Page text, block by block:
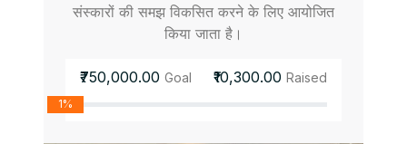
संस्कारों की समझ विकसित करने के लिए आयोजित
किया जाता है।
₹750,000.00 Goal ₹10,300.00 Raised
1%